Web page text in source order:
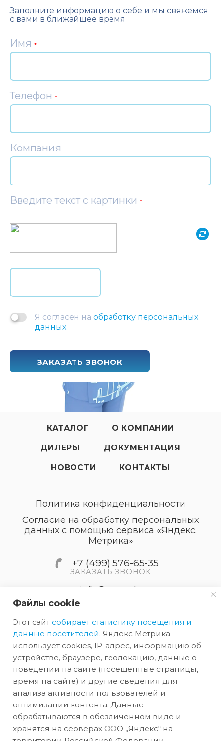
Заполните информацию о себе и мы свяжемся
с вами в ближайшее время
Имя *
Телефон *
Компания
Введите текст с картинки *
Я согласен на обработку персональных
данных
ЗАКАЗАТЬ ЗВОНОК
КАТАЛОГ О КОМПАНИИ
ДИЛЕРЫ ДОКУМЕНТАЦИЯ
НОВОСТИ КОНТАКТЫ
Политика конфиденциальности
Согласие на обработку персональных
данных с помощью сервиса «Яндекс.
Метрика»
+7 (499) 576-65-35
ЗАКАЗАТЬ ЗВОНОК
info@accordtec.ru
шоссе, дом 41А, строение 1,
пом.22
2026 © Обращаем Ваше внимание на то, что вся
информация, размещенная на сайте, носит
информационный характер и не является
публичной офертой, определяемой
положениями Статьи 437 (2) ГК РФ.
Файлы cookie
Этот сайт собирает статистику посещения и
данные посетителей. Яндекс Метрика
использует cookies, IP-адрес, информацию об
устройстве, браузере, геолокацию, данные о
поведении на сайте (посещённые страницы,
время на сайте) и другие сведения для
анализа активности пользователей и
оптимизации контента. Данные
обрабатываются в обезличенном виде и
хранятся на серверах ООО „Яндекс“ на